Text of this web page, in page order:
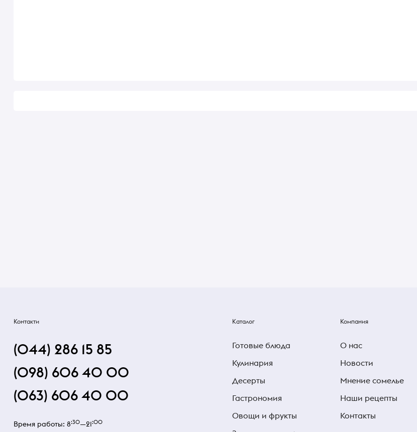
Контакти
(044) 286 15 85
(098) 606 40 00
(063) 606 40 00
Время работы: 8:30—21:00
Каталог
Готовые блюда
Кулинария
Десерты
Гастрономия
Овощи и фрукты
Компания
О нас
Новости
Мнение сомелье
Наши рецепты
Контакты